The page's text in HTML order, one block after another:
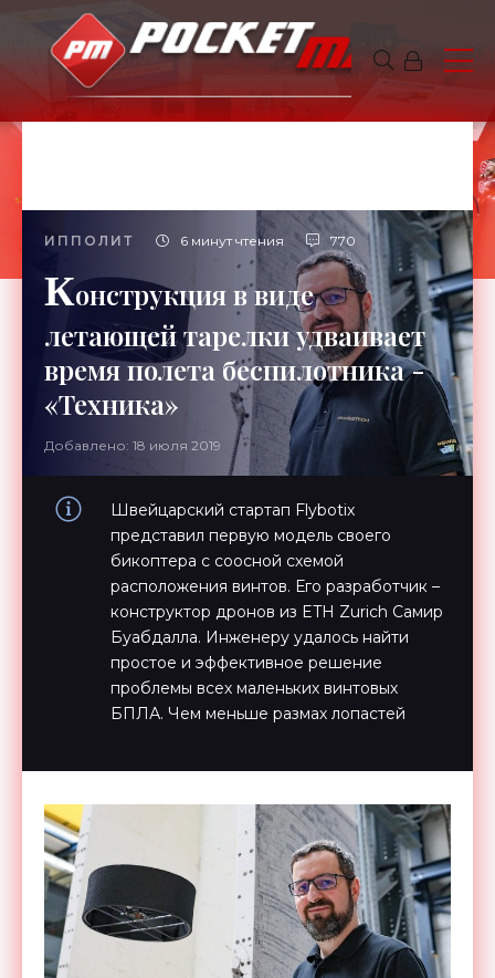
ИППОЛИТ 6 минут чтения 770
Конструкция в виде
летающей тарелки удваивает
время полета беспилотника -
«Техника»
Добавлено: 18 июля 2019
Швейцарский стартап Flybotix
представил первую модель своего
бикоптера с соосной схемой
расположения винтов. Его разработчик –
конструктор дронов из ETH Zurich Самир
Буабдалла. Инженеру удалось найти
простое и эффективное решение
проблемы всех маленьких винтовых
БПЛА. Чем меньше размах лопастей